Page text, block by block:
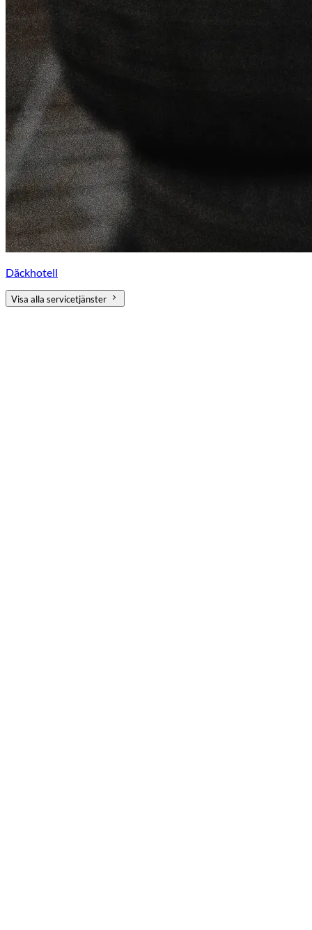
Däckhotell
Visa alla servicetjänster